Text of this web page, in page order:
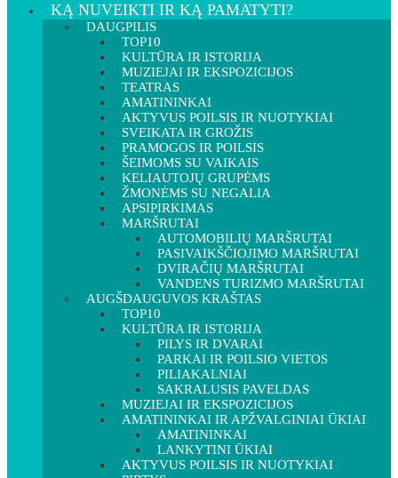
KĄ NUVEIKTI IR KĄ PAMATYTI?
DAUGPILIS
TOP10
KULTŪRA IR ISTORIJA
MUZIEJAI IR EKSPOZICIJOS
TEATRAS
AMATININKAI
AKTYVUS POILSIS IR NUOTYKIAI
SVEIKATA IR GROŽIS
PRAMOGOS IR POILSIS
ŠEIMOMS SU VAIKAIS
KELIAUTOJŲ GRUPĖMS
ŽMONĖMS SU NEGALIA
APSIPIRKIMAS
MARŠRUTAI
AUTOMOBILIŲ MARŠRUTAI
PASIVAIKŠČIOJIMO MARŠRUTAI
DVIRAČIŲ MARŠRUTAI
VANDENS TURIZMO MARŠRUTAI
AUGŠDAUGUVOS KRAŠTAS
TOP10
KULTŪRA IR ISTORIJA
PILYS IR DVARAI
PARKAI IR POILSIO VIETOS
PILIAKALNIAI
SAKRALUSIS PAVELDAS
MUZIEJAI IR EKSPOZICIJOS
AMATININKAI IR APŽVALGINIAI ŪKIAI
AMATININKAI
LANKYTINI ŪKIAI
AKTYVUS POILSIS IR NUOTYKIAI